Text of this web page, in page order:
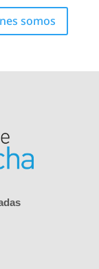
somos